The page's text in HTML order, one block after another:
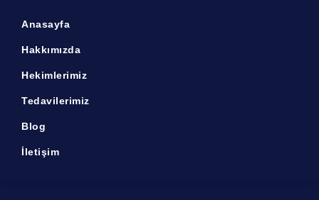
Anasayfa
Hakkımızda
Hekimlerimiz
Tedavilerimiz
Blog
İletişim